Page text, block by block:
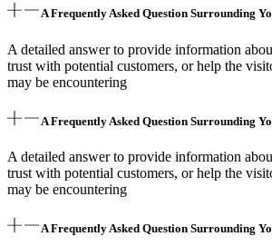
A Frequently Asked Question Surrounding
A detailed answer to provide information
trust with potential customers, or help the
may be encountering
A Frequently Asked Question Surrounding
A detailed answer to provide information
trust with potential customers, or help the
may be encountering
A Frequently Asked Question Surrounding